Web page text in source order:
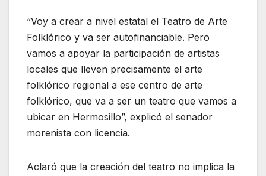
“Voy a crear a nivel estatal el Teatro de Arte
Folklórico y va ser autofinanciable. Pero
vamos a apoyar la participación de artistas
locales que lleven precisamente el arte
folklórico regional a ese centro de arte
folklórico, que va a ser un teatro que vamos a
ubicar en Hermosillo”, explicó el senador
morenista con licencia.
Aclaró que la creación del teatro no implica la